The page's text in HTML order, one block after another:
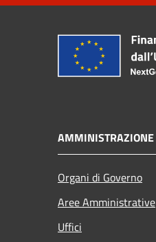
AMMINISTRAZIONE
Organi di Governo
Aree Amministrative
Uffici